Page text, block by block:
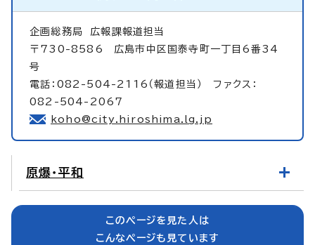
企画総務局 広報課報道担当
〒730-8586 広島市中区国泰寺町一丁目6番34
号
電話：082-504-2116（報道担当） ファクス：
082-504-2067
koho@city.hiroshima.lg.jp
原爆・平和
このページを見た人は
こんなページも見ています